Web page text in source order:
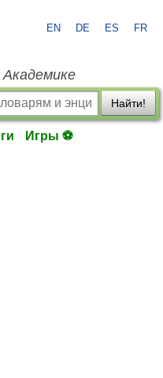
EN DE ES FR
Академике
Найти!
Игры ⚽